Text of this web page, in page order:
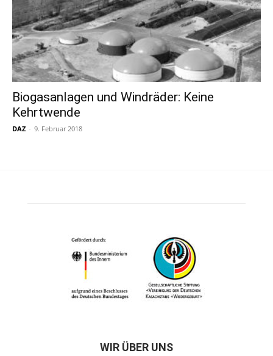
Biogasanlagen und Windräder: Keine
Kehrtwende
DAZ - 9. Februar 2018
WIR ÜBER UNS